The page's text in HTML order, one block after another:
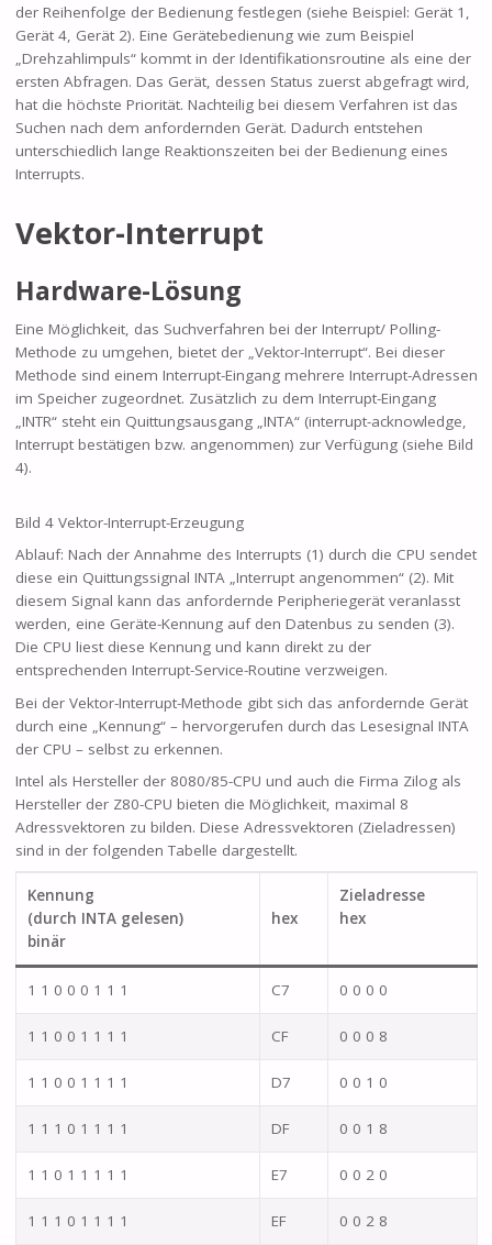
der Reihenfolge der Bedienung festlegen (siehe Beispiel: Gerät 1,
Gerät 4, Gerät 2). Eine Gerätebedienung wie zum Beispiel
„Drehzahlimpuls“ kommt in der Identifikationsroutine als eine der
ersten Abfragen. Das Gerät, dessen Status zuerst abgefragt wird,
hat die höchste Priorität. Nachteilig bei diesem Verfahren ist das
Suchen nach dem anfordernden Gerät. Dadurch entstehen
unterschiedlich lange Reaktionszeiten bei der Bedienung eines
Interrupts.
Vektor-Interrupt
Hardware-Lösung
Eine Möglichkeit, das Suchverfahren bei der Interrupt/ Polling-
Methode zu umgehen, bietet der „Vektor-Interrupt“. Bei dieser
Methode sind einem Interrupt-Eingang mehrere Interrupt-Adressen
im Speicher zugeordnet. Zusätzlich zu dem Interrupt-Eingang
„INTR“ steht ein Quittungsausgang „INTA“ (interrupt-acknowledge,
Interrupt bestätigen bzw. angenommen) zur Verfügung (siehe Bild
4).
Bild 4 Vektor-Interrupt-Erzeugung
Ablauf: Nach der Annahme des Interrupts (1) durch die CPU sendet
diese ein Quittungssignal INTA „Interrupt angenommen“ (2). Mit
diesem Signal kann das anfordernde Peripheriegerät veranlasst
werden, eine Geräte-Kennung auf den Datenbus zu senden (3).
Die CPU liest diese Kennung und kann direkt zu der
entsprechenden Interrupt-Service-Routine verzweigen.
Bei der Vektor-Interrupt-Methode gibt sich das anfordernde Gerät
durch eine „Kennung“ – hervorgerufen durch das Lesesignal INTA
der CPU – selbst zu erkennen.
Intel als Hersteller der 8080/85-CPU und auch die Firma Zilog als
Hersteller der Z80-CPU bieten die Möglichkeit, maximal 8
Adressvektoren zu bilden. Diese Adressvektoren (Zieladressen)
sind in der folgenden Tabelle dargestellt.
Kennung
(durch INTA gelesen)
binär
hex
Zieladresse
hex
1 1 0 0 0 1 1 1 C7 0 0 0 0
1 1 0 0 1 1 1 1 CF 0 0 0 8
1 1 0 0 1 1 1 1 D7 0 0 1 0
1 1 1 0 1 1 1 1 DF 0 0 1 8
1 1 0 1 1 1 1 1 E7 0 0 2 0
1 1 1 0 1 1 1 1 EF 0 0 2 8